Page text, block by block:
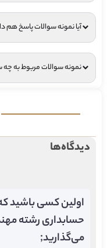
آیا نمونه سوالات پاسخ هم
نمونه سوالات مربوط به
دیدگاه‌ها
اولین کسی باشید
حسابداری رشته
می‌گذارید;